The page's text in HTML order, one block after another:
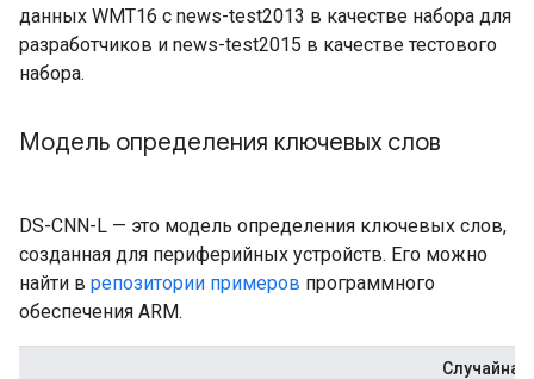
данных WMT16 с news-test2013 в качестве набора для
разработчиков и news-test2015 в качестве тестового
набора.
Модель определения ключевых слов
DS-CNN-L — это модель определения ключевых слов,
созданная для периферийных устройств. Его можно
найти в репозитории примеров программного
обеспечения ARM.
Случайная